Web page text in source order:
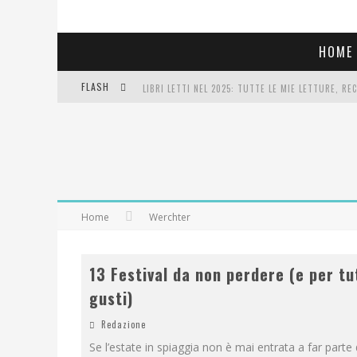
HOME
FLASH LIBRI LETTI NEL 2025: TUTTE LE MIE LETTURE,
Home Werchter
13 Festival da non perdere (e per
gusti)
Redazione
Se l’estate in spiaggia non è mai entrata a far parte